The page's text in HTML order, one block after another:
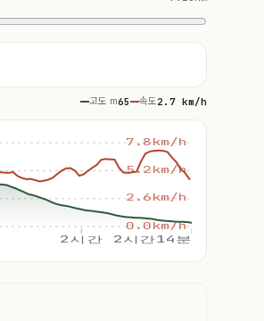
고도 m65 속도 2.7 km/h
2시간 2시간14분
7.8km/h
5.2km/h
2.6km/h
0.0km/h